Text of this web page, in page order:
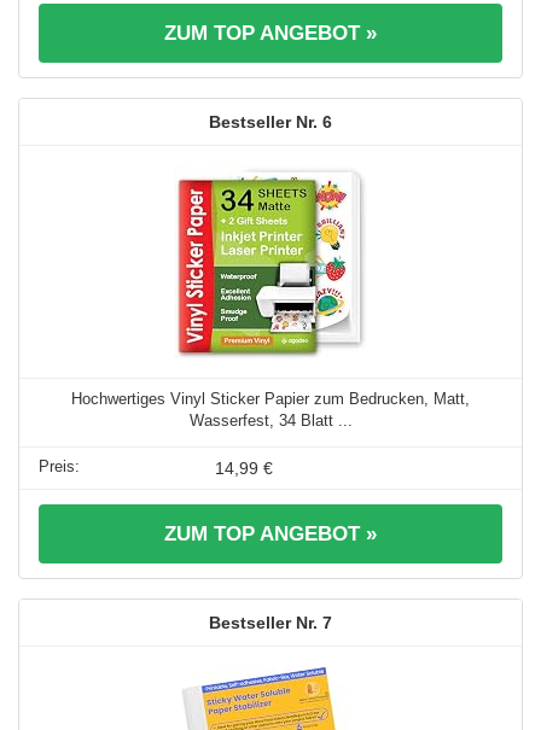
ZUM TOP ANGEBOT »
6
Hochwertiges Vinyl Sticker Papier zum Bedrucken, Matt,
Wasserfest, 34 Blatt ...
14,99 €
ZUM TOP ANGEBOT »
7